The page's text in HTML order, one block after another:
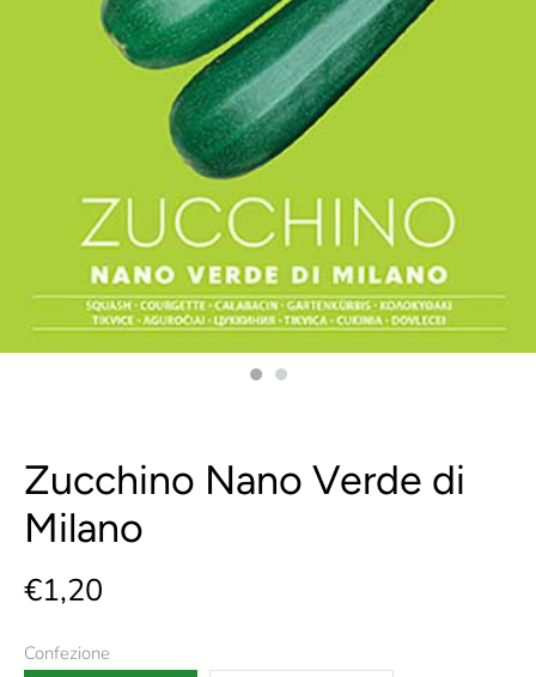
Zucchino Nano Verde di
Milano
€1,20
Confezione